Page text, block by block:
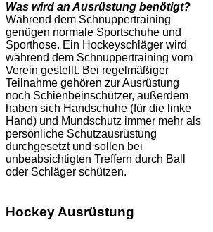
Was wird an Ausrüstung benötigt?
Während dem Schnuppertraining
genügen normale Sportschuhe und
Sporthose. Ein Hockeyschläger wird
während dem Schnuppertraining vom
Verein gestellt. Bei regelmäßiger
Teilnahme gehören zur Ausrüstung
noch Schienbeinschützer, außerdem
haben sich Handschuhe (für die linke
Hand) und Mundschutz immer mehr als
persönliche Schutzausrüstung
durchgesetzt und sollen bei
unbeabsichtigten Treffern durch Ball
oder Schläger schützen.
Hockey Ausrüstung